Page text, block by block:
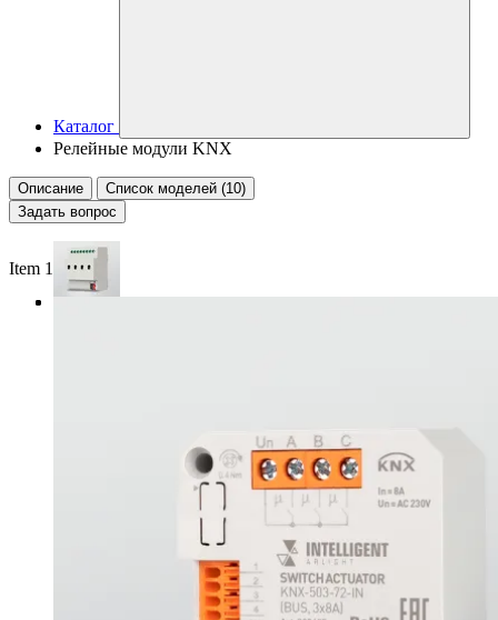
Каталог
Релейные модули KNX
Описание
Список моделей (10)
Задать вопрос
Item 1 of 3